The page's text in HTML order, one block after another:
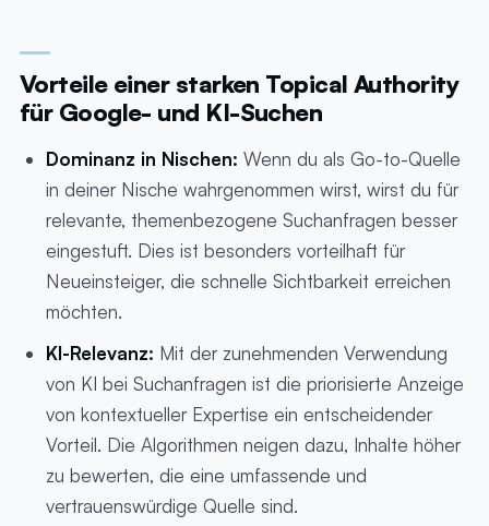
Vorteile einer starken Topical Authority
für Google- und KI-Suchen
Dominanz in Nischen: Wenn du als Go-to-Quelle
in deiner Nische wahrgenommen wirst, wirst du für
relevante, themenbezogene Suchanfragen besser
eingestuft. Dies ist besonders vorteilhaft für
Neueinsteiger, die schnelle Sichtbarkeit erreichen
möchten.
KI-Relevanz: Mit der zunehmenden Verwendung
von KI bei Suchanfragen ist die priorisierte Anzeige
von kontextueller Expertise ein entscheidender
Vorteil. Die Algorithmen neigen dazu, Inhalte höher
zu bewerten, die eine umfassende und
vertrauenswürdige Quelle sind.